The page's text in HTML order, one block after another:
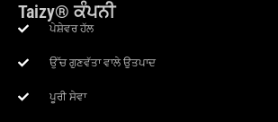
Taizy® ਕੰਪਨੀ
ਪੇਸ਼ੇਵਰ ਹੱਲ
ਉੱਚ ਗੁਣਵੱਤਾ ਵਾਲੇ ਉਤਪਾਦ
ਪੂਰੀ ਸੇਵਾ